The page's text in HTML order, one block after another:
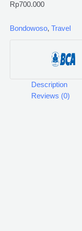
Rp700.000
Bondowoso, Travel
Description
Reviews (0)